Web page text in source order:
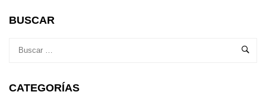
BUSCAR
CATEGORÍAS